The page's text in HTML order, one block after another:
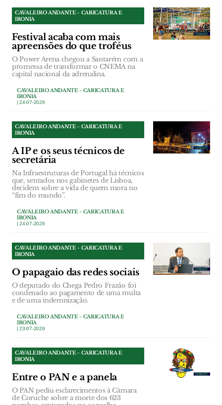
CAVALEIRO ANDANTE - CARICATURA E
IRONIA
Festival acaba com mais
apreensões do que troféus
O Power Arena chegou a Santarém com a
promessa de transformar o CNEMA na
capital nacional da adrenalina.
CAVALEIRO ANDANTE - CARICATURA E
IRONIA
| 24-07-2026
CAVALEIRO ANDANTE - CARICATURA E
IRONIA
A IP e os seus técnicos de
secretária
Na Infraestruturas de Portugal há técnicos
que, sentados nos gabinetes de Lisboa,
decidem sobre a vida de quem mora no
“fim do mundo”.
CAVALEIRO ANDANTE - CARICATURA E
IRONIA
| 24-07-2026
CAVALEIRO ANDANTE - CARICATURA E
IRONIA
O papagaio das redes sociais
O deputado do Chega Pedro Frazão foi
condenado ao pagamento de uma multa
e de uma indemnização.
CAVALEIRO ANDANTE - CARICATURA E
IRONIA
| 23-07-2026
CAVALEIRO ANDANTE - CARICATURA E
IRONIA
Entre o PAN e a panela
O PAN pediu esclarecimentos à Câmara
de Coruche sobre a morte dos 623